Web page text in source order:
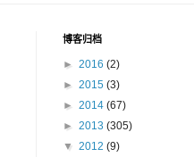
博客归档
► 2016 (2)
► 2015 (3)
► 2014 (67)
► 2013 (305)
▼ 2012 (9)